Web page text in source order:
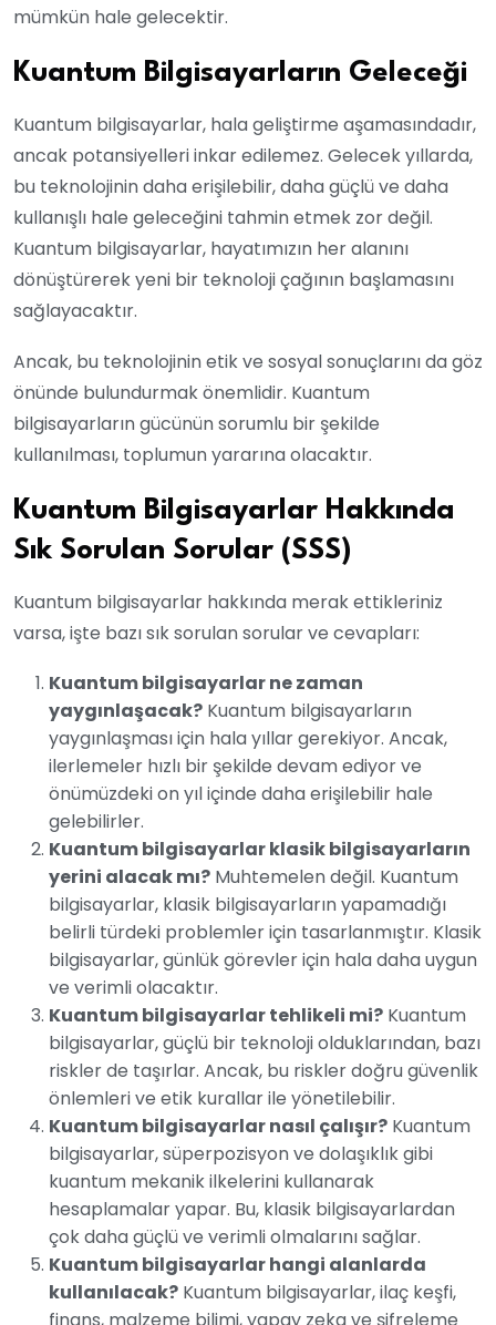
mümkün hale gelecektir.
Kuantum Bilgisayarların Geleceği
Kuantum bilgisayarlar, hala geliştirme aşamasındadır,
ancak potansiyelleri inkar edilemez. Gelecek yıllarda,
bu teknolojinin daha erişilebilir, daha güçlü ve daha
kullanışlı hale geleceğini tahmin etmek zor değil.
Kuantum bilgisayarlar, hayatımızın her alanını
dönüştürerek yeni bir teknoloji çağının başlamasını
sağlayacaktır.
Ancak, bu teknolojinin etik ve sosyal sonuçlarını da göz
önünde bulundurmak önemlidir. Kuantum
bilgisayarların gücünün sorumlu bir şekilde
kullanılması, toplumun yararına olacaktır.
Kuantum Bilgisayarlar Hakkında
Sık Sorulan Sorular (SSS)
Kuantum bilgisayarlar hakkında merak ettikleriniz
varsa, işte bazı sık sorulan sorular ve cevapları:
Kuantum bilgisayarlar ne zaman
yaygınlaşacak? Kuantum bilgisayarların
yaygınlaşması için hala yıllar gerekiyor. Ancak,
ilerlemeler hızlı bir şekilde devam ediyor ve
önümüzdeki on yıl içinde daha erişilebilir hale
gelebilirler.
Kuantum bilgisayarlar klasik bilgisayarların
yerini alacak mı? Muhtemelen değil. Kuantum
bilgisayarlar, klasik bilgisayarların yapamadığı
belirli türdeki problemler için tasarlanmıştır. Klasik
bilgisayarlar, günlük görevler için hala daha uygun
ve verimli olacaktır.
Kuantum bilgisayarlar tehlikeli mi? Kuantum
bilgisayarlar, güçlü bir teknoloji olduklarından, bazı
riskler de taşırlar. Ancak, bu riskler doğru güvenlik
önlemleri ve etik kurallar ile yönetilebilir.
Kuantum bilgisayarlar nasıl çalışır? Kuantum
bilgisayarlar, süperpozisyon ve dolaşıklık gibi
kuantum mekanik ilkelerini kullanarak
hesaplamalar yapar. Bu, klasik bilgisayarlardan
çok daha güçlü ve verimli olmalarını sağlar.
Kuantum bilgisayarlar hangi alanlarda
kullanılacak? Kuantum bilgisayarlar, ilaç keşfi,
finans, malzeme bilimi, yapay zeka ve şifreleme